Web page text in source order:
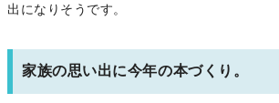
出になりそうです。
家族の思い出に今年の本づくり。